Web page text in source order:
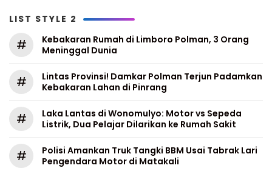
LIST STYLE 2
#
Kebakaran Rumah di Limboro Polman, 3 Orang
Meninggal Dunia
#
Lintas Provinsi! Damkar Polman Terjun Padamkan
Kebakaran Lahan di Pinrang
#
Laka Lantas di Wonomulyo: Motor vs Sepeda
Listrik, Dua Pelajar Dilarikan ke Rumah Sakit
#
Polisi Amankan Truk Tangki BBM Usai Tabrak Lari
Pengendara Motor di Matakali